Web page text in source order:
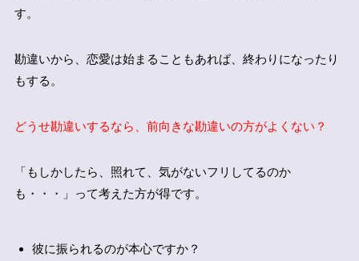
す。
勘違いから、恋愛は始まることもあれば、終わりになったり
もする。
どうせ勘違いするなら、前向きな勘違いの方がよくない？
「もしかしたら、照れて、気がないフリしてるのか
も・・・」って考えた方が得です。
彼に振られるのが本心ですか？